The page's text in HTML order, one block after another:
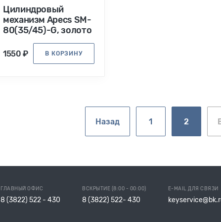
Цилиндровый
механизм Apecs SM-
80(35/45)-G, золото
1550 ₽ В КОРЗИНУ
Назад 1 2
ГЛАВНЫЙ ОФИС
8 (3822) 522 - 430
ВСКРЫТИЕ (8:00 - 00:00)
8 (3822) 522- 430
E-MAIL ДЛЯ СВЯЗИ